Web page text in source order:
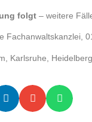
folgt – weitere
Fachanwaltskanzlei,
Karlsruhe, Heidelberg